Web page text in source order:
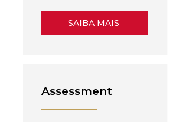
SAIBA MAIS
Assessment